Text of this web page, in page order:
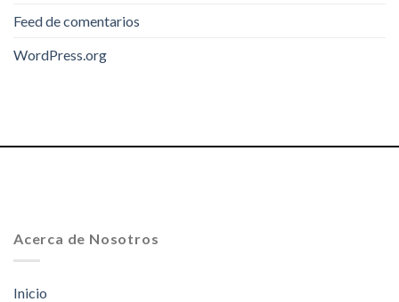
Feed de comentarios
WordPress.org
Acerca de Nosotros
Inicio